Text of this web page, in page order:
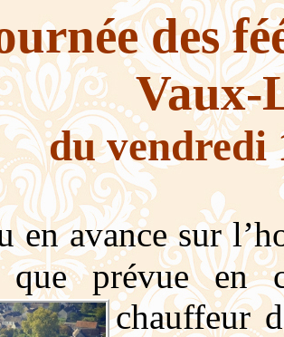
des
Vaux-
du vendredi
en avancesur
prévue en
chauffeur